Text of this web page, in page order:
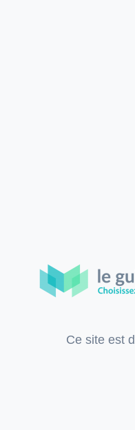
Ce site est